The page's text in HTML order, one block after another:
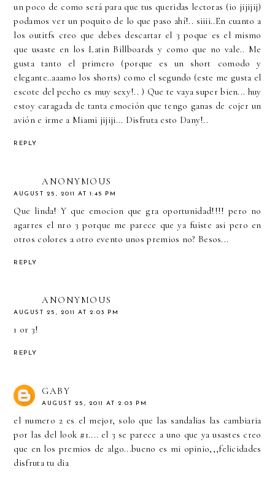
un poco de como será para que tus queridas lectoras (io jijijij)
podamos ver un poquito de lo que paso ahí!.. siiii..En cuanto a
los outitfs creo que debes descartar el 3 poque es el mismo
que usaste en los Latin Billboards y como que no vale.. Me
gusta tanto el primero (porque es un short comodo y
elegante..aaamo los shorts) como el segundo (este me gusta el
escote del pecho es muy sexy!.. ) Que te vaya super bien... huy
estoy caragada de tanta emoción que tengo ganas de cojer un
avión e irme a Miami jijiji... Disfruta esto Dany!..
REPLY
ANONYMOUS
AUGUST 25, 2011 AT 1:45 PM
Que linda! Y que emocion que gra oportunidad!!!! pero no
agarres el nro 3 porque me parece que ya fuiste asi pero en
otros colores a otro evento unos premios no? Besos...
REPLY
ANONYMOUS
AUGUST 25, 2011 AT 2:03 PM
1 or 3!
REPLY
GABY
AUGUST 25, 2011 AT 2:03 PM
el numero 2 es el mejor, solo que las sandalias las cambiaria
por las del look #1.... el 3 se parece a uno que ya usastes creo
que en los premios de algo...bueno es mi opinio,,,felicidades
disfruta tu dia